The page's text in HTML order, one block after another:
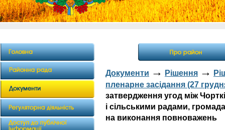
Документи → Рішення →
пленарне засідання (27
затвердження угод між
і сільськими радами,
на виконання повноважень